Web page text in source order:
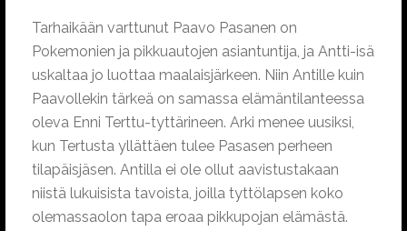
Tarhaikään varttunut Paavo Pasanen on
Pokemonien ja pikkuautojen asiantuntija, ja Antti-isä
uskaltaa jo luottaa maalaisjärkeen. Niin Antille kuin
Paavollekin tärkeä on samassa elämäntilanteessa
oleva Enni Terttu-tyttärineen. Arki menee uusiksi,
kun Tertusta yllättäen tulee Pasasen perheen
tilapäisjäsen. Antilla ei ole ollut aavistustakaan
niistä lukuisista tavoista, joilla tyttölapsen koko
olemassaolon tapa eroaa pikkupojan elämästä.